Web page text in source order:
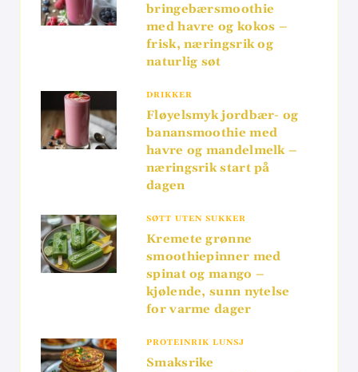
bringebærsmoothie
med havre og kokos –
frisk, næringsrik og
naturlig søt
DRIKKER
Fløyelsmyk jordbær- og
banansmoothie med
havre og mandelmelk –
næringsrik start på
dagen
SØTT UTEN SUKKER
Kremete grønne
smoothiepinner med
spinat og mango –
kjølende, sunn nytelse
for varme dager
PROTEINRIK LUNSJ
Smaksrike